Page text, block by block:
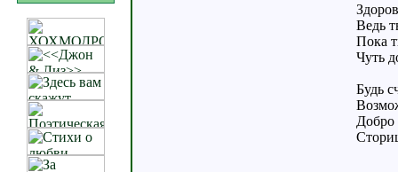
Ведь
Пока
Чуть
Будь
Добро